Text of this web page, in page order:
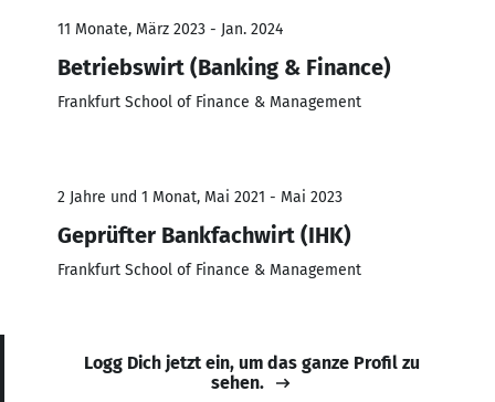
11 Monate, März 2023 - Jan. 2024
Betriebswirt (Banking & Finance)
Frankfurt School of Finance & Management
2 Jahre und 1 Monat, Mai 2021 - Mai 2023
Geprüfter Bankfachwirt (IHK)
Frankfurt School of Finance & Management
Logg Dich jetzt ein, um das ganze Profil zu
sehen.